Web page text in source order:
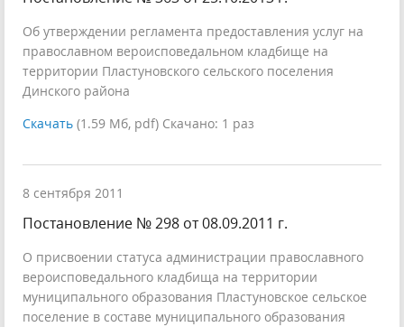
Об утверждении регламента предоставления услуг на
православном вероисповедальном кладбище на
территории Пластуновского сельского поселения
Динского района
Скачать (1.59 Мб, pdf) Скачано: 1 раз
8 сентября 2011
Постановление № 298 от 08.09.2011 г.
О присвоении статуса администрации православного
вероисповедального кладбища на территории
муниципального образования Пластуновское сельское
поселение в составе муниципального образования